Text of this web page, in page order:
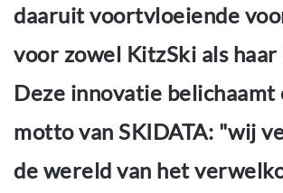
daaruit voortvloeiende
voor zowel KitzSki als
Deze innovatie belichaamt
motto van SKIDATA: "wij
de wereld van het